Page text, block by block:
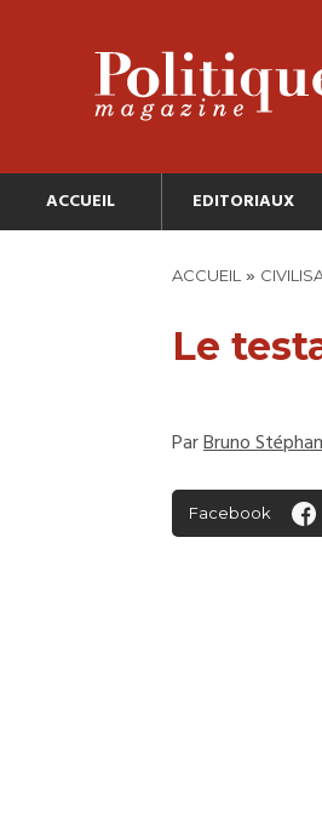
ACCUEIL EDITORIAUX
ACCUEIL »
Le
ParBruno
Facebook